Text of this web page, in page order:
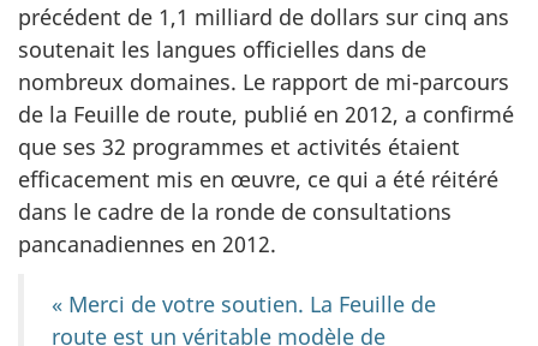
précédent de 1,1 milliard de dollars sur cinq ans
soutenait les langues officielles dans de
nombreux domaines. Le rapport de mi-parcours
de la Feuille de route, publié en 2012, a confirmé
que ses 32 programmes et activités étaient
efficacement mis en œuvre, ce qui a été réitéré
dans le cadre de la ronde de consultations
pancanadiennes en 2012.
« Merci de votre soutien. La Feuille de
route est un véritable modèle de